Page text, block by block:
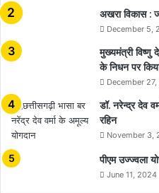
अखरा विकास :
December 5,
मुख्यमंत्री विष्णु
के निधन पर
December
डॉ. नरेन्द्र देव
रहिन
November 3,
पीएम उज्ज्वला
June 11, 2024